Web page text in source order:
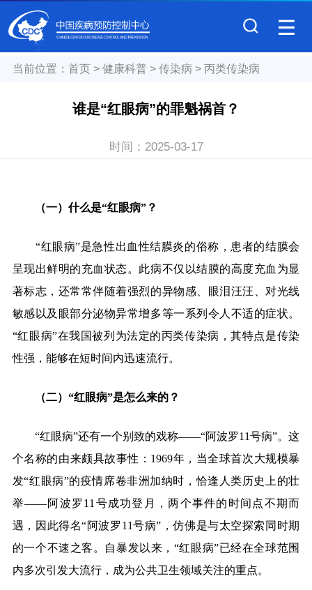
当前位置： 首页> 健康科普> 传染病 > 丙类传染病
谁是“红眼病”的罪魁祸首？
时间： 2025-03-17
（一）什么是“红眼病”？
“红眼病”是急性出血性结膜炎的俗称，患者的结膜会
呈现出鲜明的充血状态。此病不仅以结膜的高度充血为显
著标志，还常常伴随着强烈的异物感、眼泪汪汪、对光线
敏感以及眼部分泌物异常增多等一系列令人不适的症状。
“红眼病”在我国被列为法定的丙类传染病，其特点是传染
性强，能够在短时间内迅速流行。
（二）“红眼病”是怎么来的？
“红眼病”还有一个别致的戏称——“阿波罗11号病”。这
个名称的由来颇具故事性：1969年，当全球首次大规模暴
发“红眼病”的疫情席卷非洲加纳时，恰逢人类历史上的壮
举——阿波罗11号成功登月，两个事件的时间点不期而
遇， 因此得名“阿波罗11号病” ，仿佛是与太空探索同时期
的一个不速之客。自暴发以来，“红眼病”已经在全球范围
内多次引发大流行，成为公共卫生领域关注的重点。